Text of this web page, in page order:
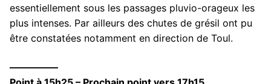
essentiellement sous les passages pluvio-orageux les
plus intenses. Par ailleurs des chutes de grésil ont pu
être constatées notamment en direction de Toul.
—————